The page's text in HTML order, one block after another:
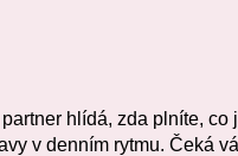
hlídá, zda plníte, co
v denním rytmu. Čeká